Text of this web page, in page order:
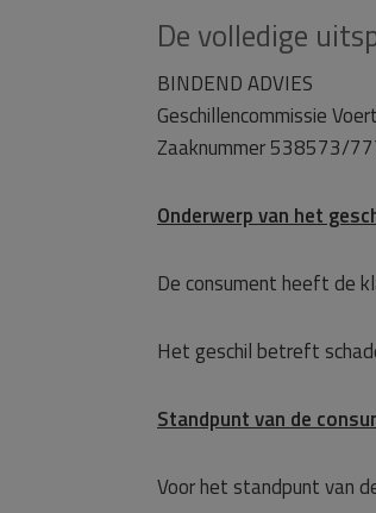
De volledige
BINDEND ADVIES
Geschillencommissie
Zaaknummer 538573/
Onderwerp van het
De consument heeft de
Het geschil betreft
Standpunt van de
Voor het standpunt van